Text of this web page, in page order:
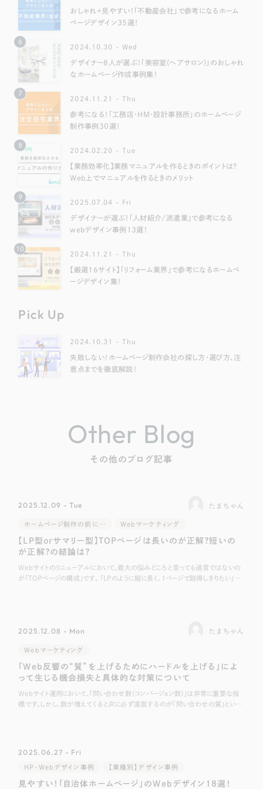
おしゃれ＋見やすい！「不動産会社」で参考になるホーム
ページデザイン35選！
6
2024.10.30 - Wed
デザイナー8人が選ぶ！「美容室(ヘアサロン)」のおしゃれ
なホームページ作成事例集！
7
2024.11.21 - Thu
参考になる！「工務店・HM・設計事務所」のホームページ
制作事例30選！
8
2024.02.20 - Tue
【業務効率化】業務マニュアルを作るときのポイントは？
Web上でマニュアルを作るときのメリット
9
2025.07.04 - Fri
デザイナーが選ぶ！「人材紹介/派遣業」で参考になる
webデザイン事例13選！
10
2024.11.21 - Thu
【厳選16サイト】「リフォーム業界」で参考になるホームペ
ージデザイン集！
Pick Up
2024.10.31 - Thu
失敗しない！ホームページ制作会社の探し方・選び方、注
意点までを徹底解説！
Other Blog
その他のブログ記事
2025.12.09 - Tue たまちゃん
ホームページ制作の前に… Webマーケティング
【LP型orサマリー型】TOPページは長いのが正解？短いの
が正解？の結論は？
Webサイトのリニューアルにおいて、最大の悩みどころと言っても過言ではないの
が「TOPページの構成」です。 「LPのように縦に長く、1ページで説得しきりたい」
2025.12.08 - Mon たまちゃん
Webマーケティング
「Web反響の“質”を上げるためにハードルを上げる」によ
って生じる機会損失と具体的な対策について
Webサイト運用において、「問い合わせ数（コンバージョン数）」は非常に重要な指
標です。しかし、数が増えてくると次に必ず直面するのが「問い合わせの質」という
2025.06.27 - Fri
HP・Webデザイン事例 【業種別】デザイン事例
見やすい！「自治体ホームページ」のWebデザイン18選！